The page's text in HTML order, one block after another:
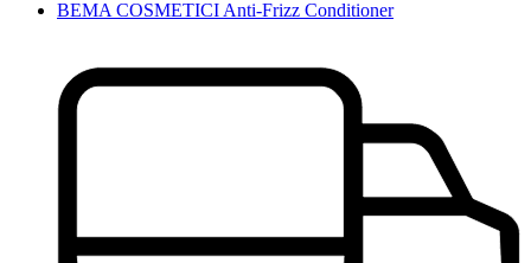
BEMA COSMETICI Anti-Frizz Conditioner